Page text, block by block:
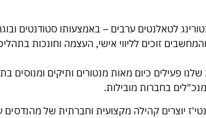
לטאלנטים ערבים – באמצעותו סטודנטים
זוכים לליווי אישי, העצמה וחונכות
שלנו פעילים כיום מאות מנטורים ותיקים ומנוסים
בחברות מובילות.
יוצרים קהילה מקצועית וחברתית של